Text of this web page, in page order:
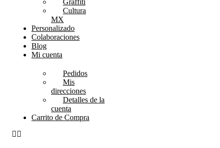
Graffiti
Cultura
MX
Personalizado
Colaboraciones
Blog
Mi cuenta
Pedidos
Mis
direcciones
Detalles de la
cuenta
Carrito de Compra